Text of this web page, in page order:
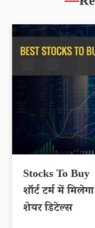
Stocks To
शॉर्ट टर्म में
शेयर डिटेल्स